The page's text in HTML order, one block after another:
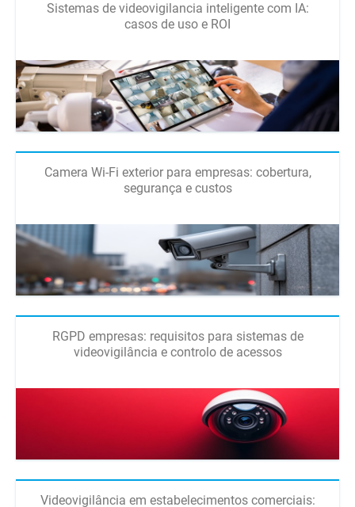
Sistemas de videovigilancia inteligente com IA:
casos de uso e ROI
Camera Wi-Fi exterior para empresas: cobertura,
segurança e custos
RGPD empresas: requisitos para sistemas de
videovigilância e controlo de acessos
Videovigilância em estabelecimentos comerciais: